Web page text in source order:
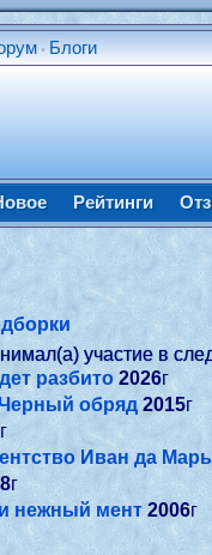
• Блоги
Рейтинги
участие в
разбито 2026г
обряд 2015г
г
Иван да
г
нежный мент 2006г